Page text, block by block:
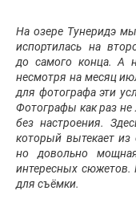
На озере Тунеридэ
испортилась на
до самого конца. А
несмотря на месяц
для фотографа эти
Фотографы как раз
без настроения.
который вытекает
но довольно
интересных сюжетов.
для съёмки.